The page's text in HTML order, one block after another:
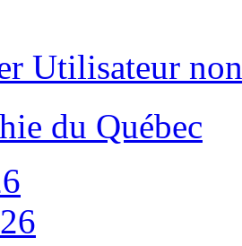
Utilisateur
du Québec